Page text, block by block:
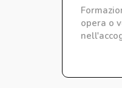
opera o